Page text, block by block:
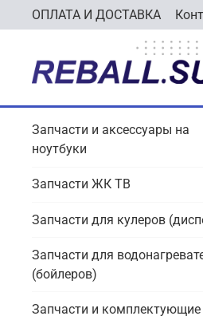
ОПЛАТА И ДОСТАВКА
Запчасти и аксессуары на
ноутбуки
Запчасти ЖК ТВ
Запчасти для кулеров
Запчасти для
(бойлеров)
Запчасти и комплектующие